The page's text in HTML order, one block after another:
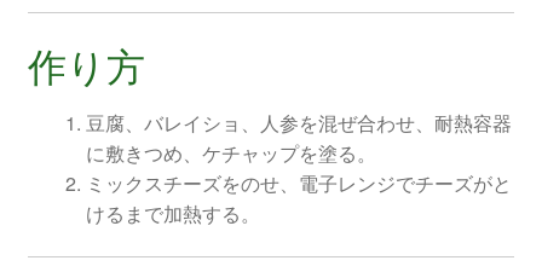
作り方
豆腐、バレイショ、人参を混ぜ合わせ、耐熱容器
に敷きつめ、ケチャップを塗る。
ミックスチーズをのせ、電子レンジでチーズがと
けるまで加熱する。